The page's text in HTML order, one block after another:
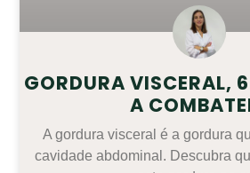
GORDURA VISCERAL,
A
A gordura visceral é a gordura
cavidade abdominal. Descubra